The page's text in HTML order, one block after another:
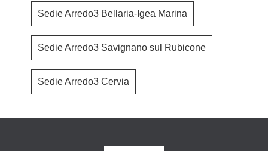
Sedie Arredo3 Bellaria-Igea Marina
Sedie Arredo3 Savignano sul Rubicone
Sedie Arredo3 Cervia